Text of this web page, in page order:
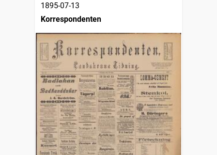
1895-07-13
Korrespondenten